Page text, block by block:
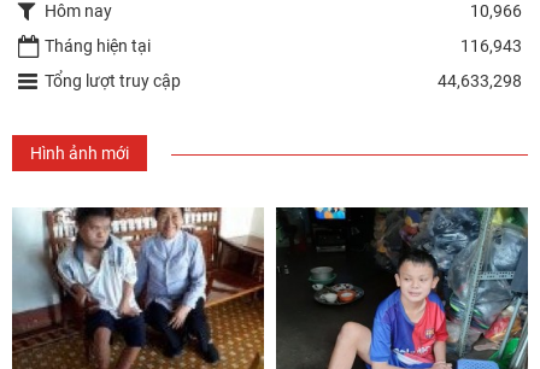
Hôm nay
10,966
Tháng hiện tại
116,943
Tổng lượt truy cập
44,633,298
Hình ảnh mới